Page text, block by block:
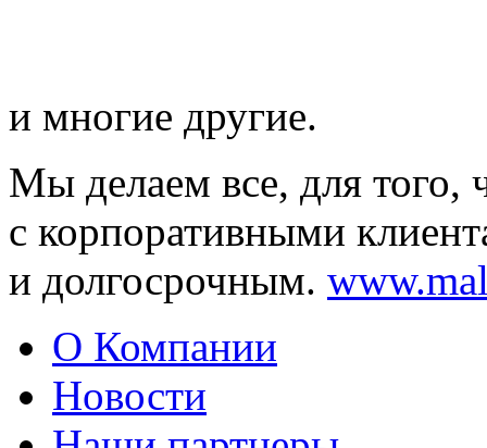
и многие другие.
Мы делаем все, для того,
с корпоративными
и долгосрочным.
О Компании
Новости